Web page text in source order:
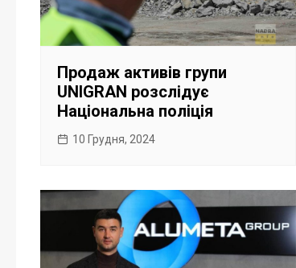
Продаж активів групи
UNIGRAN розслідує
Національна поліція
10 Грудня, 2024